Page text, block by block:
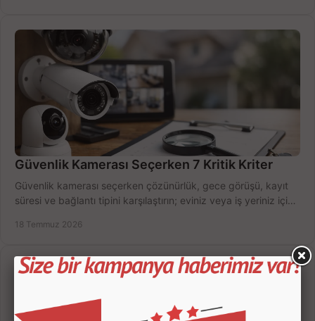
Güvenlik Kamerası Seçerken 7 Kritik Kriter
Güvenlik kamerası seçerken çözünürlük, gece görüşü, kayıt
süresi ve bağlantı tipini karşılaştırın; eviniz veya iş yeriniz için
18 Temmuz 2026